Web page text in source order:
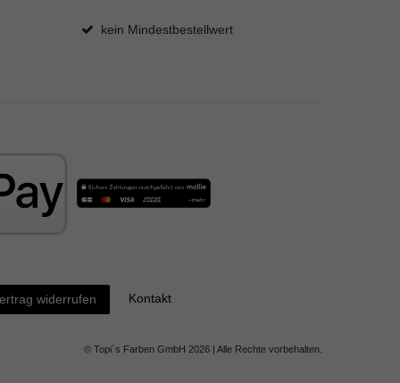
kein Mindestbestellwert
widerrufen Kontakt
© Topi´s Farben GmbH 2026 | Alle Rechte vorbehalten.